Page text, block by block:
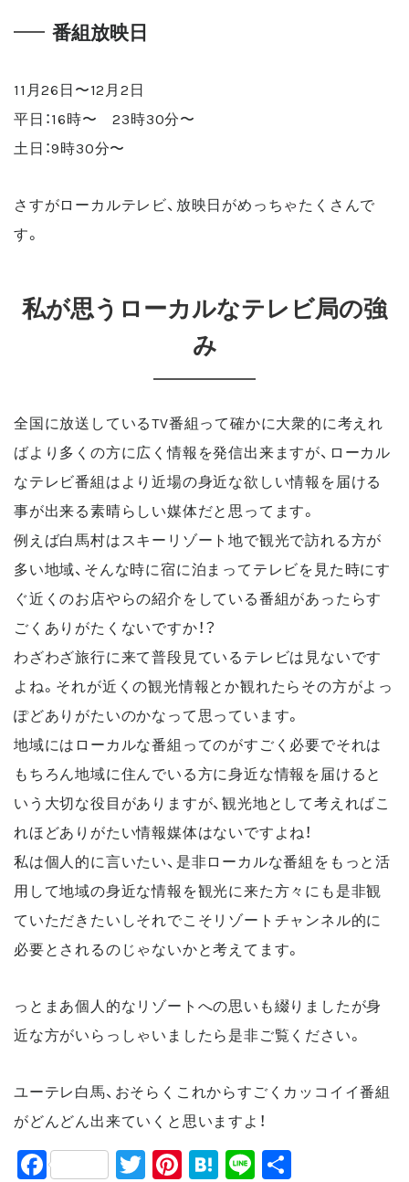
番組放映日
11月26日〜12月2日
平日：16時〜 23時30分〜
土日：9時30分〜
さすがローカルテレビ、放映日がめっちゃたくさんで
す。
私が思うローカルなテレビ局の強
み
全国に放送しているTV番組って確かに大衆的に考えれ
ばより多くの方に広く情報を発信出来ますが、ローカル
なテレビ番組はより近場の身近な欲しい情報を届ける
事が出来る素晴らしい媒体だと思ってます。
例えば白馬村はスキーリゾート地で観光で訪れる方が
多い地域、そんな時に宿に泊まってテレビを見た時にす
ぐ近くのお店やらの紹介をしている番組があったらす
ごくありがたくないですか！？
わざわざ旅行に来て普段見ているテレビは見ないです
よね。それが近くの観光情報とか観れたらその方がよっ
ぽどありがたいのかなって思っています。
地域にはローカルな番組ってのがすごく必要でそれは
もちろん地域に住んでいる方に身近な情報を届けると
いう大切な役目がありますが、観光地として考えればこ
れほどありがたい情報媒体はないですよね！
私は個人的に言いたい、是非ローカルな番組をもっと活
用して地域の身近な情報を観光に来た方々にも是非観
ていただきたいしそれでこそリゾートチャンネル的に
必要とされるのじゃないかと考えてます。
っとまあ個人的なリゾートへの思いも綴りましたが身
近な方がいらっしゃいましたら是非ご覧ください。
ユーテレ白馬、おそらくこれからすごくカッコイイ番組
がどんどん出来ていくと思いますよ！
F T Pi H Li